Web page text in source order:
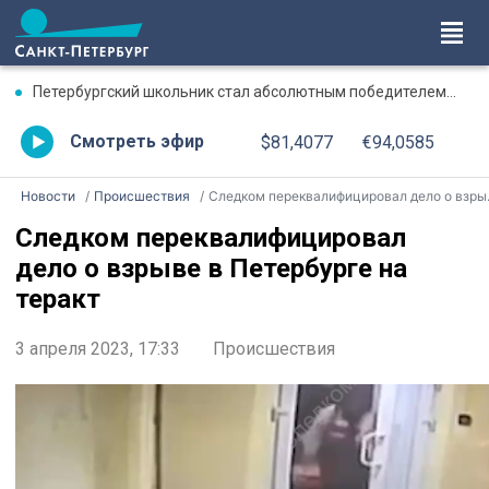
Петербургский школьник стал абсолютным победителем Международной олимпиады по ИИ
Смотреть эфир $81,4077 €94,0585
Новости Происшествия Следком переквалифицировал дело о взрыве в Петербурге на теракт
Следком переквалифицировал
дело о взрыве в Петербурге на
теракт
3 апреля 2023, 17:33 Происшествия